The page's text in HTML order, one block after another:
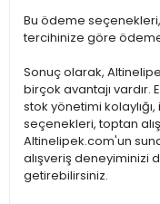
Bu ödeme seçenekleri,
tercihinize göre
Sonuç olarak,
birçok avantajı vardır.
stok yönetimi
seçenekleri, toptan
Altinelipek.com'un
alışveriş deneyiminizi
getirebilirsiniz.